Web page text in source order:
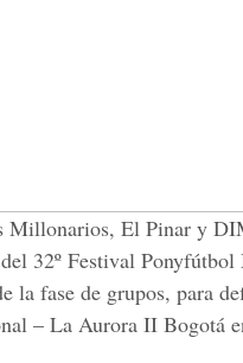
El Pinar y
32º Festival
la fase de grupos, para
– La Aurora II Bogotá